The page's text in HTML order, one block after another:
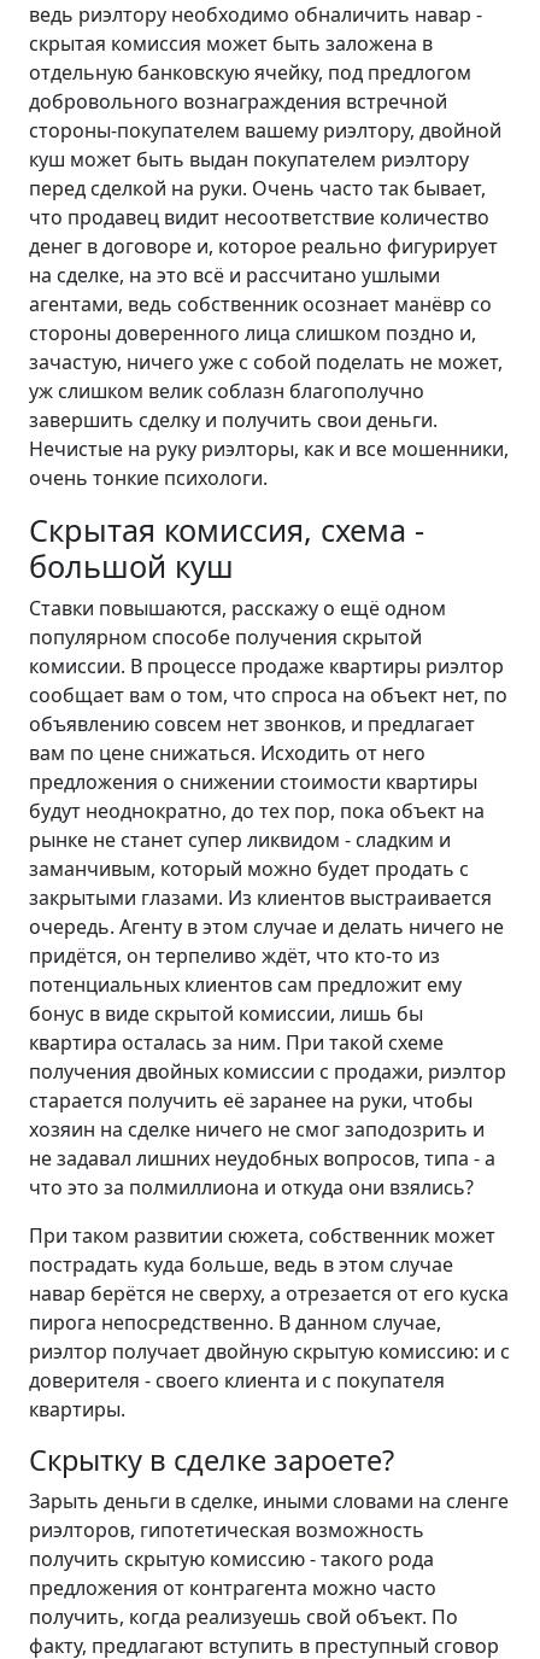
ведь риэлтору необходимо обналичить навар -
скрытая комиссия может быть заложена в
отдельную банковскую ячейку, под предлогом
добровольного вознаграждения встречной
стороны-покупателем вашему риэлтору, двойной
куш может быть выдан покупателем риэлтору
перед сделкой на руки. Очень часто так бывает,
что продавец видит несоответствие количество
денег в договоре и, которое реально фигурирует
на сделке, на это всё и рассчитано ушлыми
агентами, ведь собственник осознает манёвр со
стороны доверенного лица слишком поздно и,
зачастую, ничего уже с собой поделать не может,
уж слишком велик соблазн благополучно
завершить сделку и получить свои деньги.
Нечистые на руку риэлторы, как и все мошенники,
очень тонкие психологи.
Скрытая комиссия, схема -
большой куш
Ставки повышаются, расскажу о ещё одном
популярном способе получения скрытой
комиссии. В процессе продаже квартиры риэлтор
сообщает вам о том, что спроса на объект нет, по
объявлению совсем нет звонков, и предлагает
вам по цене снижаться. Исходить от него
предложения о снижении стоимости квартиры
будут неоднократно, до тех пор, пока объект на
рынке не станет супер ликвидом - сладким и
заманчивым, который можно будет продать с
закрытыми глазами. Из клиентов выстраивается
очередь. Агенту в этом случае и делать ничего не
придётся, он терпеливо ждёт, что кто-то из
потенциальных клиентов сам предложит ему
бонус в виде скрытой комиссии, лишь бы
квартира осталась за ним. При такой схеме
получения двойных комиссии с продажи, риэлтор
старается получить её заранее на руки, чтобы
хозяин на сделке ничего не смог заподозрить и
не задавал лишних неудобных вопросов, типа - а
что это за полмиллиона и откуда они взялись?
При таком развитии сюжета, собственник может
пострадать куда больше, ведь в этом случае
навар берётся не сверху, а отрезается от его куска
пирога непосредственно. В данном случае,
риэлтор получает двойную скрытую комиссию: и с
доверителя - своего клиента и с покупателя
квартиры.
Скрытку в сделке зароете?
Зарыть деньги в сделке, иными словами на сленге
риэлторов, гипотетическая возможность
получить скрытую комиссию - такого рода
предложения от контрагента можно часто
получить, когда реализуешь свой объект. По
факту, предлагают вступить в преступный сговор